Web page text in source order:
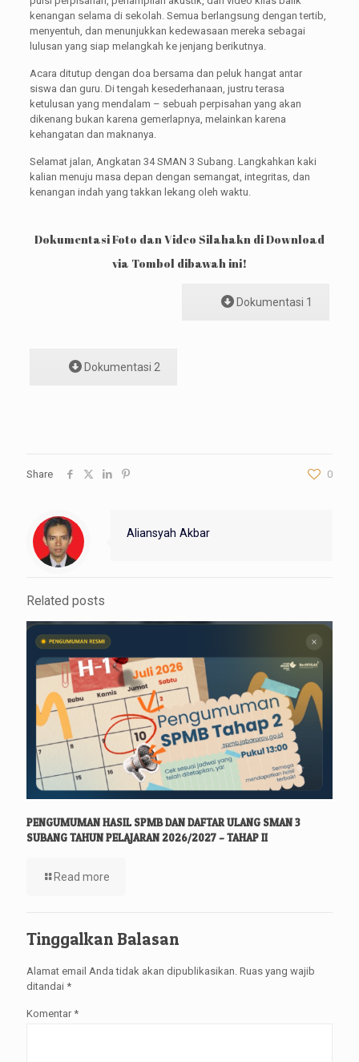
kenangan selama di sekolah. Semua berlangsung dengan tertib,
menyentuh, dan menunjukkan kedewasaan mereka sebagai
lulusan yang siap melangkah ke jenjang berikutnya.
Acara ditutup dengan doa bersama dan peluk hangat antar
siswa dan guru. Di tengah kesederhanaan, justru terasa
ketulusan yang mendalam – sebuah perpisahan yang akan
dikenang bukan karena gemerlapnya, melainkan karena
kehangatan dan maknanya.
Selamat jalan, Angkatan 34 SMAN 3 Subang. Langkahkan kaki
kalian menuju masa depan dengan semangat, integritas, dan
kenangan indah yang takkan lekang oleh waktu.
Dokumentasi Foto dan Video Silahakn di Download
via Tombol dibawah ini!
Dokumentasi 1
Dokumentasi 2
Share 0
Aliansyah Akbar
Related posts
PENGUMUMAN HASIL SPMB DAN DAFTAR ULANG SMAN 3
SUBANG TAHUN PELAJARAN 2026/2027 – TAHAP II
Read more
Tinggalkan Balasan
Alamat email Anda tidak akan dipublikasikan. Ruas yang wajib
ditandai *
Komentar *